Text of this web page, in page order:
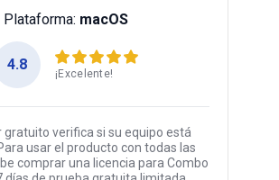
Plataforma: macOS
4.8
¡Excelente!
gratuito verifica si su equipo está
usar el producto con todas las
comprar una licencia para Combo